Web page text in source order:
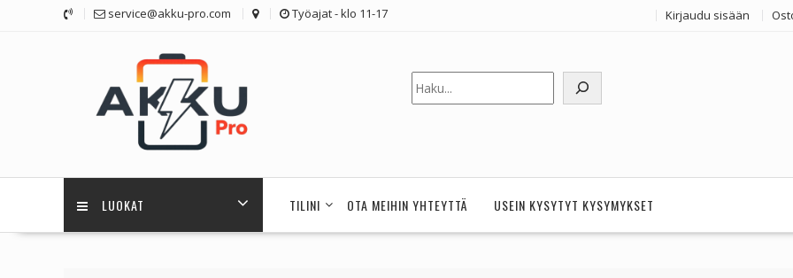
service@akku-pro.com Työajat - klo 11-17 Kirjaudu sisään
Etsi
LUOKAT TILINI OTA MEIHIN YHTEYTTÄ USEIN KYSYTYT KYSYMYKSET